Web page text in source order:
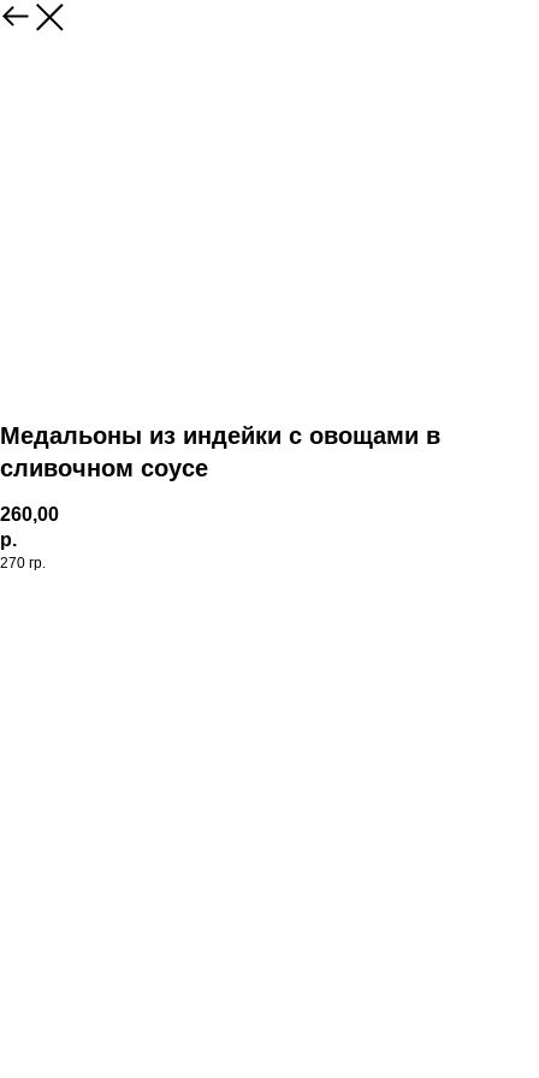
Медальоны из индейки с овощами в
сливочном соусе
260,00
р.
270 гр.